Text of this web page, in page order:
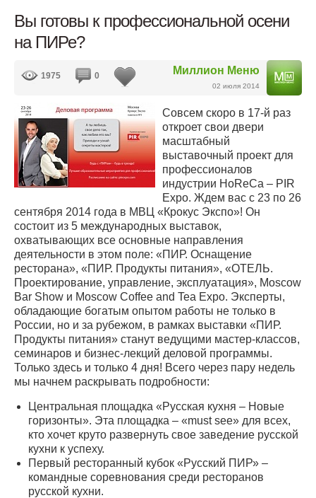
Вы готовы к профессиональной осени
на ПИРе?
Миллион Меню
02 июля 2014
1975 0
Совсем скоро в 17-й раз
откроет свои двери
масштабный
выставочный проект для
профессионалов
индустрии HoReCa – PIR
Expo. Ждем вас с 23 по 26
сентября 2014 года в МВЦ «Крокус Экспо»! Он
состоит из 5 международных выставок,
охватывающих все основные направления
деятельности в этом поле: «ПИР. Оснащение
ресторана», «ПИР. Продукты питания», «ОТЕЛЬ.
Проектирование, управление, эксплуатация», Moscow
Bar Show и Moscow Coffee and Tea Expo. Эксперты,
обладающие богатым опытом работы не только в
России, но и за рубежом, в рамках выставки «ПИР.
Продукты питания» станут ведущими мастер-классов,
семинаров и бизнес-лекций деловой программы.
Только здесь и только 4 дня! Всего через пару недель
мы начнем раскрывать подробности:
Центральная площадка «Русская кухня – Новые
горизонты». Эта площадка – «must see» для всех,
кто хочет круто развернуть свое заведение русской
кухни к успеху.
Первый ресторанный кубок «Русский ПИР» –
командные соревнования среди ресторанов
русской кухни.